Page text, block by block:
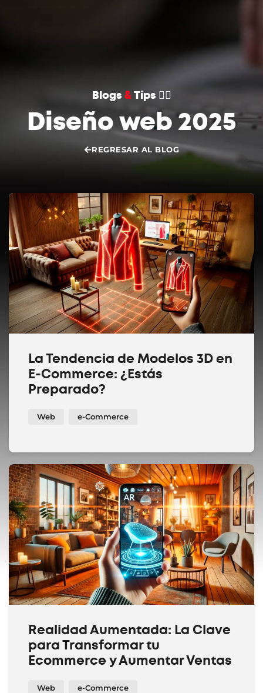
Blogs &Tips 👌🏻
Diseño web 2025
REGRESAR AL BLOG
La Tendencia de Modelos 3D en
E-Commerce: ¿Estás
Preparado?
Web e-Commerce
Realidad Aumentada: La Clave
para Transformar tu
Ecommerce y Aumentar Ventas
Web e-Commerce